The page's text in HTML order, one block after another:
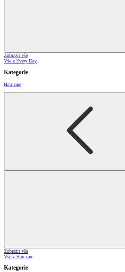
Zobrazit vše
Vše z Every Day
Kategorie
Hair care
Zobrazit vše
Vše z Hair care
Kategorie